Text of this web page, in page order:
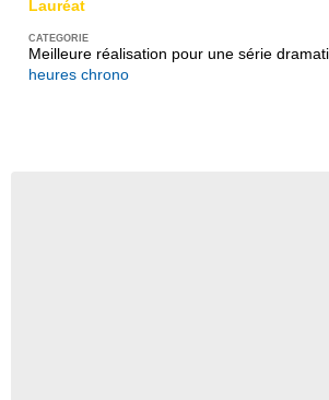
Lauréat
Meilleure réalisation pour une série
heures chrono